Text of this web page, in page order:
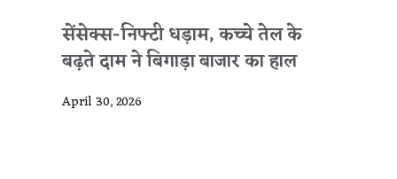
सेंसेक्स-निफ्टी धड़ाम, कच्चे तेल के
बढ़ते दाम ने बिगाड़ा बाजार का हाल
April 30, 2026